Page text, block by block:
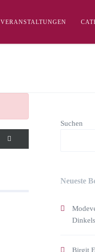
VERANSTALTUNGEN
Suchen
Neueste
Birgit